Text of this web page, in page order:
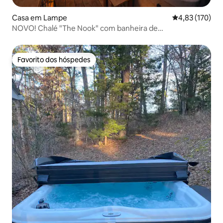
Casa em Lampe Classificação
4,83 (170)
NOVO! Chalé "The Nook" com banheira de
Favorito dos hóspedes
Favorito dos hóspedes